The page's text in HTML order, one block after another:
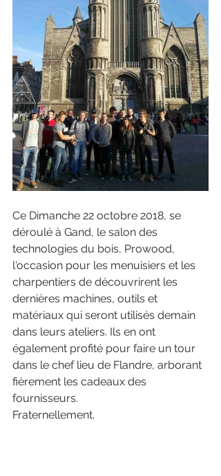
Ce Dimanche 22 octobre 2018, se
déroulé à Gand, le salon des
technologies du bois, Prowood,
l'occasion pour les menuisiers et les
charpentiers de découvrirent les
dernières machines, outils et
matériaux qui seront utilisés demain
dans leurs ateliers. Ils en ont
également profité pour faire un tour
dans le chef lieu de Flandre, arborant
fièrement les cadeaux des
fournisseurs.
Fraternellement.